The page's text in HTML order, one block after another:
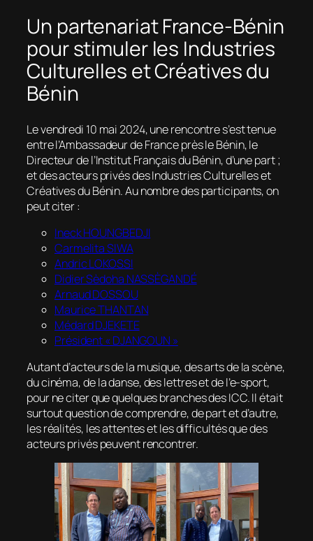
Un partenariat France-Bénin
pour stimuler les Industries
Culturelles et Créatives du
Bénin
Le vendredi 10 mai 2024, une rencontre s’est tenue
entre l’Ambassadeur de France près le Bénin, le
Directeur de l’Institut Français du Bénin, d’une part ;
et des acteurs privés des Industries Culturelles et
Créatives du Bénin. Au nombre des participants, on
peut citer :
Ineck HOUNGBEDJI
Carmelita SIWA
Andric LOKOSSI
Didier Sèdoha NASSÈGANDÉ
Arnaud DOSSOU
Maurice THANTAN
Médard DJEKETE
Président « DJANGOUN »
Autant d’acteurs de la musique, des arts de la scène,
du cinéma, de la danse, des lettres et de l’e-sport,
pour ne citer que quelques branches des ICC. Il était
surtout question de comprendre, de part et d’autre,
les réalités, les attentes et les difficultés que des
acteurs privés peuvent rencontrer.